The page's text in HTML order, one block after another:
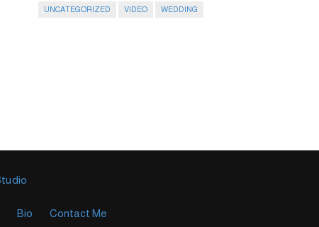
UNCATEGORIZED VIDEO WEDDING
Bio Contact Me